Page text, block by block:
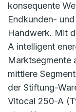
konsequente
Endkunden-
Handwerk. Mit
A intelligent
Marktsegmente
mittlere
der Stiftung-
Vitocal 250-A